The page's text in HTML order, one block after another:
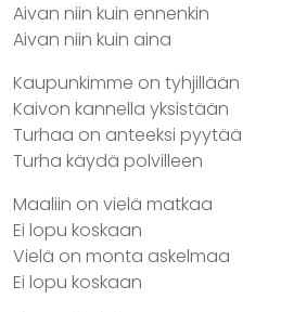
Aivan niin kuin ennenkin
Aivan niin kuin aina
Kaupunkimme on tyhjillään
Kaivon kannella yksistään
Turhaa on anteeksi pyytää
Turha käydä polvilleen
Maaliin on vielä matkaa
Ei lopu koskaan
Vielä on monta askelmaa
Ei lopu koskaan